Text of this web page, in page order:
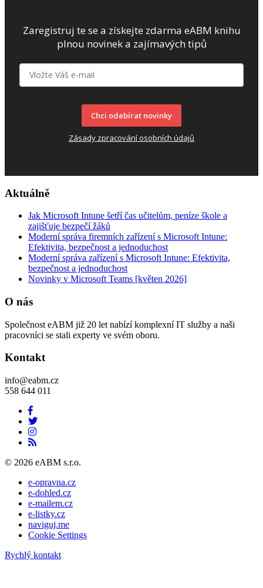
Zaregistruj te se a získejte zdarma eABM knihu
plnou novinek a zajímavých tipů
Chci odebírat novinky
Zásady zpracování osobních údajů
Aktuálně
Jak Microsoft Intune šetří čas učitelům, peníze škole a
zajišťuje bezpečí žáků
Moderní správa firemních zařízení s Microsoft Intune:
Efektivita, bezpečnost a jednoduchost
Moderní správa zařízení s Microsoft Intune: Efektivita,
bezpečnost a jednoduchost
Novinky v Microsoft Teams [květen 2026]
O nás
Společnost eABM již 20 let nabízí komplexní IT služby a naši
pracovníci se stali experty ve svém oboru.
Kontakt
info@eabm.cz
558 644 011
© 2026 eABM s.r.o.
e-opravna.cz
e-dohled.cz
e-mailem.cz
e-listky.cz
naviguj.me
Cookie Settings
Rychlý kontakt